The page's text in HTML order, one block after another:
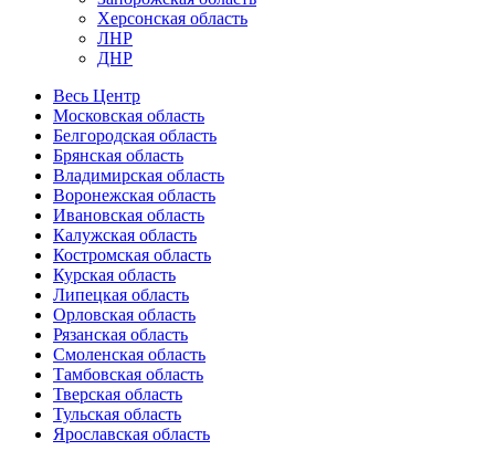
Херсонская область
ЛНР
ДНР
Весь Центр
Московская область
Белгородская область
Брянская область
Владимирская область
Воронежская область
Ивановская область
Калужская область
Костромская область
Курская область
Липецкая область
Орловская область
Рязанская область
Смоленская область
Тамбовская область
Тверская область
Тульская область
Ярославская область